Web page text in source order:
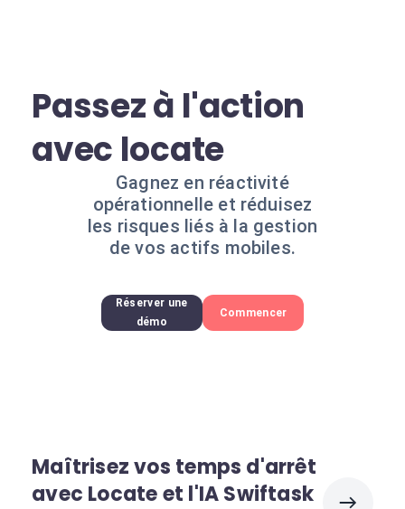
Passez à l'action
avec locate
Gagnez en réactivité
opérationnelle et réduisez
les risques liés à la gestion
de vos actifs mobiles.
Réserver une
démo
Commencer
Maîtrisez vos temps d'arrêt
avec Locate et l'IA Swiftask